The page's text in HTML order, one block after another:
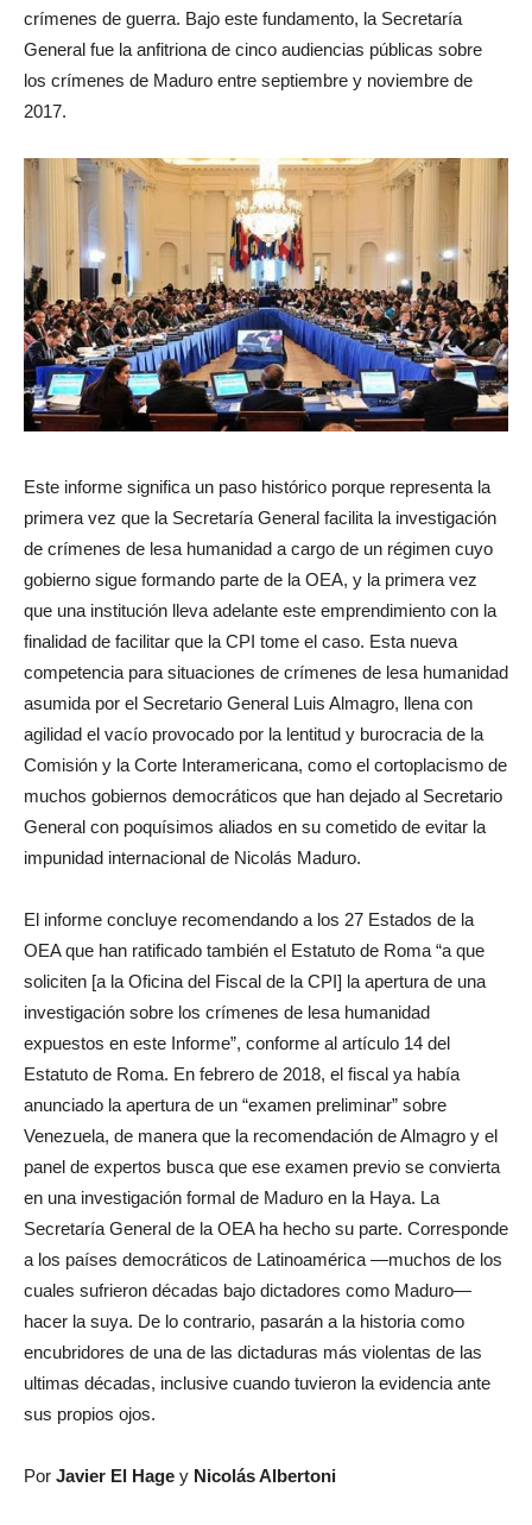
crímenes de guerra. Bajo este fundamento, la Secretaría
General fue la anfitriona de cinco audiencias públicas sobre
los crímenes de Maduro entre septiembre y noviembre de
2017.
Este informe significa un paso histórico porque representa la
primera vez que la Secretaría General facilita la investigación
de crímenes de lesa humanidad a cargo de un régimen cuyo
gobierno sigue formando parte de la OEA, y la primera vez
que una institución lleva adelante este emprendimiento con la
finalidad de facilitar que la CPI tome el caso. Esta nueva
competencia para situaciones de crímenes de lesa humanidad
asumida por el Secretario General Luis Almagro, llena con
agilidad el vacío provocado por la lentitud y burocracia de la
Comisión y la Corte Interamericana, como el cortoplacismo de
muchos gobiernos democráticos que han dejado al Secretario
General con poquísimos aliados en su cometido de evitar la
impunidad internacional de Nicolás Maduro.
El informe concluye recomendando a los 27 Estados de la
OEA que han ratificado también el Estatuto de Roma “a que
soliciten [a la Oficina del Fiscal de la CPI] la apertura de una
investigación sobre los crímenes de lesa humanidad
expuestos en este Informe”, conforme al artículo 14 del
Estatuto de Roma. En febrero de 2018, el fiscal ya había
anunciado la apertura de un “examen preliminar” sobre
Venezuela, de manera que la recomendación de Almagro y el
panel de expertos busca que ese examen previo se convierta
en una investigación formal de Maduro en la Haya. La
Secretaría General de la OEA ha hecho su parte. Corresponde
a los países democráticos de Latinoamérica —muchos de los
cuales sufrieron décadas bajo dictadores como Maduro—
hacer la suya. De lo contrario, pasarán a la historia como
encubridores de una de las dictaduras más violentas de las
ultimas décadas, inclusive cuando tuvieron la evidencia ante
sus propios ojos.
Por Javier El Hage y Nicolás Albertoni